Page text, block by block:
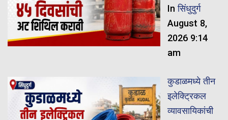
Inसिंधुदुर्ग
August 8,
2026 9:14
am
कुडाळमध्ये तीन
इलेक्ट्रिकल
व्यावसायिकांची